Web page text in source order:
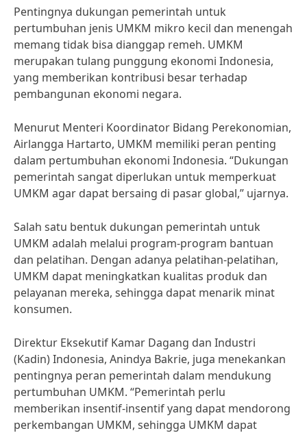
Pentingnya dukungan pemerintah untuk
pertumbuhan jenis UMKM mikro kecil dan menengah
memang tidak bisa dianggap remeh. UMKM
merupakan tulang punggung ekonomi Indonesia,
yang memberikan kontribusi besar terhadap
pembangunan ekonomi negara.
Menurut Menteri Koordinator Bidang Perekonomian,
Airlangga Hartarto, UMKM memiliki peran penting
dalam pertumbuhan ekonomi Indonesia. “Dukungan
pemerintah sangat diperlukan untuk memperkuat
UMKM agar dapat bersaing di pasar global,” ujarnya.
Salah satu bentuk dukungan pemerintah untuk
UMKM adalah melalui program-program bantuan
dan pelatihan. Dengan adanya pelatihan-pelatihan,
UMKM dapat meningkatkan kualitas produk dan
pelayanan mereka, sehingga dapat menarik minat
konsumen.
Direktur Eksekutif Kamar Dagang dan Industri
(Kadin) Indonesia, Anindya Bakrie, juga menekankan
pentingnya peran pemerintah dalam mendukung
pertumbuhan UMKM. “Pemerintah perlu
memberikan insentif-insentif yang dapat mendorong
perkembangan UMKM, sehingga UMKM dapat